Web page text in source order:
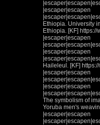
|escaper|escapen
Ethiopia. University
Ethiopia. [KF]
|escaper|escapen
|escaper|escapen
Haileleul. [KF]
|escaper|escapen
|escaper|escapen
The symbolism of
Yoruba men's
|escaper|escapen